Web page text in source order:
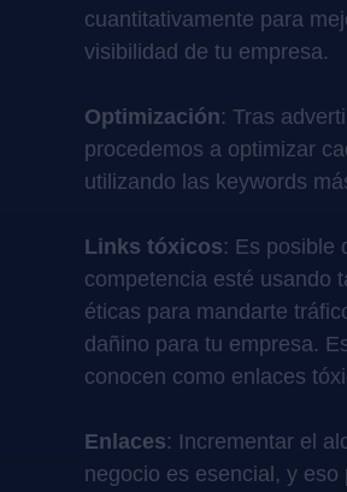
cuantitativamente para
visibilidad de tu empresa.
Optimización: Tras
procedemos a optimizar
utilizando las keywords
Links tóxicos: Es posible
competencia esté usando
éticas para mandarte
dañino para tu empresa.
conocen como enlaces
Enlaces: Incrementar el
negocio es esencial, y eso